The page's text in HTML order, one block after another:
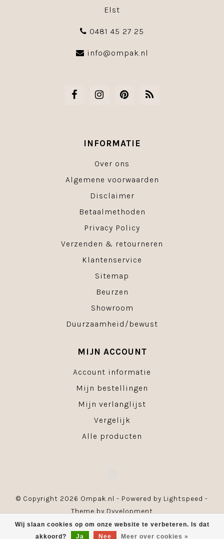
Wij slaan cookies op om onze website te verbeteren. Is dat
akkoord?
Ja Nee Meer over cookies »
Elst
0481 45 27 25
info@ompak.nl
INFORMATIE
Over ons
Algemene voorwaarden
Disclaimer
Betaalmethoden
Privacy Policy
Verzenden & retourneren
Klantenservice
Sitemap
Beurzen
Showroom
Duurzaamheid/bewust
MIJN ACCOUNT
Account informatie
Mijn bestellingen
Mijn verlanglijst
Vergelijk
Alle producten
© Copyright 2026 Ompak.nl - Powered by Lightspeed -
Theme byDyvelopment